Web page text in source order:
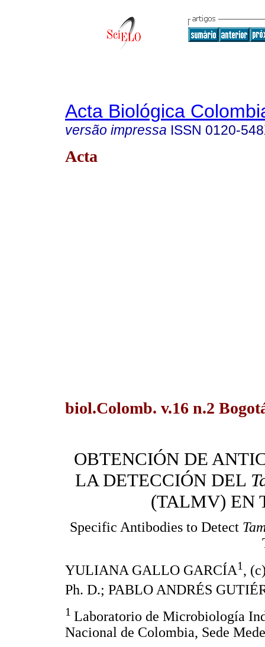
Acta Biológica
versão impressa ISSN 0120-
Acta
biol.Colomb. v.16 n.2
OBTENCIÓN DE
LA DETECCIÓN DEL
(TALMV) EN
Specific Antibodies to Detect
YULIANA GALLO GARCÍA1,
Ph. D.; PABLO ANDRÉS
1 Laboratorio de Microbiología
Nacional de Colombia, Sede